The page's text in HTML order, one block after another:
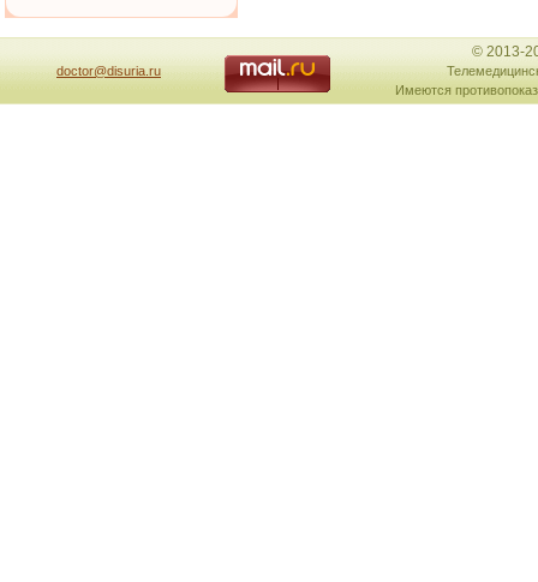
doctor@disuria.ru
© 2013-
Имеются